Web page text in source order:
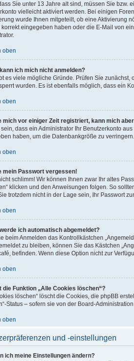
Sie unter 13 Jahre alt sind, müssen Sie
vielleicht aktiviert werden. Bei einigen
wurde Ihnen mitgeteilt, ob eine Aktivierung
korrekt eingegeben haben oder die E-Mail von
oben
ich mich nicht anmelden?
es viele mögliche Gründe. Prüfen Sie
wurden. Es ist ebenfalls möglich, dass ein
oben
mich vor einiger Zeit registriert, kann mich
sein, dass ein Administrator Ihr Benutzerkonto
haben, um die Datenbankgröße zu
oben
mein Passwort vergessen!
schlimm! Wir können Ihnen zwar Ihr altes
klicken und den Anweisungen folgen. So
trotzdem nicht in der Lage sein, Ihr Passwort
oben
ich automatisch abgemeldet?
beim Anmelden das Kontrollkästchen
zu bleiben, können Sie das Kästchen
befinden. Wenn diese Option nicht zur
oben
die Funktion „Alle Cookies löschen“?
löschen“ löscht die Cookies, die phpBB
Status – sofern sie von der Board-
oben
und -einstellungen
ich meine Einstellungen ändern?